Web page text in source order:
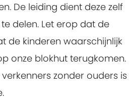
De leiding dient deze zelf
delen. Let erop dat de
de kinderen waarschijnlijk
onze blokhut terugkomen.
zonder ouders is